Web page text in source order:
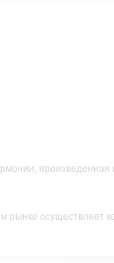
рынке осуществляет